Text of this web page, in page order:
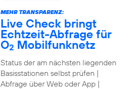
MEHR TRANSPARENZ:
Live Check bringt
Echtzeit-Abfrage für
O2 Mobilfunknetz
Status der am nächsten liegenden
Basisstationen selbst prüfen |
Abfrage über Web oder App |